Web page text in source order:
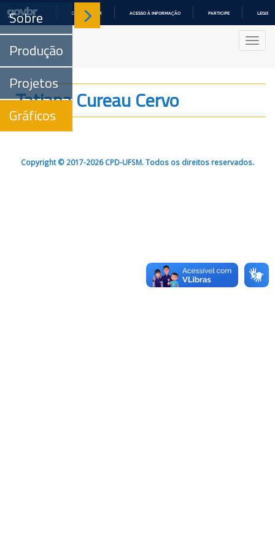
COMUNICA BR ACESSO À INFORMAÇÃO PARTICIPE
Sobre
Produção
Projetos
Gráficos
Tatiana Cureau Cervo
Copyright © 2017-2026 CPD-UFSM. Todos os direitos reservados.